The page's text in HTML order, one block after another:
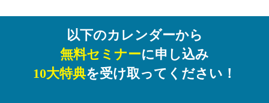
以下のカレンダーから
無料セミナーに申し込み
10大特典を受け取ってください！